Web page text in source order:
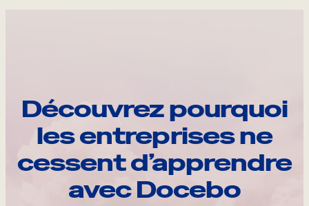
Découvrez pourquoi
les entreprises ne
cessent d’apprendre
avec Docebo